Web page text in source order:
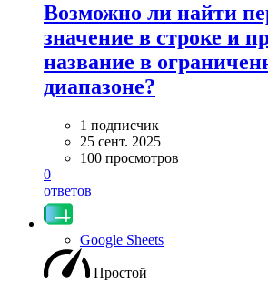
Возможно ли найти
значение в строке и
название в
диапазоне?
1 подписчик
25 сент. 2025
100 просмотров
0
ответов
Google Sheets
Простой